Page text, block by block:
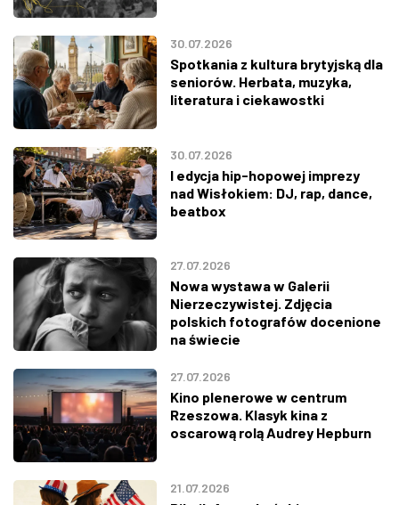
30.07.2026
Spotkania z kultura brytyjską dla
seniorów. Herbata, muzyka,
literatura i ciekawostki
30.07.2026
I edycja hip-hopowej imprezy
nad Wisłokiem: DJ, rap, dance,
beatbox
27.07.2026
Nowa wystawa w Galerii
Nierzeczywistej. Zdjęcia
polskich fotografów docenione
na świecie
27.07.2026
Kino plenerowe w centrum
Rzeszowa. Klasyk kina z
oscarową rolą Audrey Hepburn
21.07.2026